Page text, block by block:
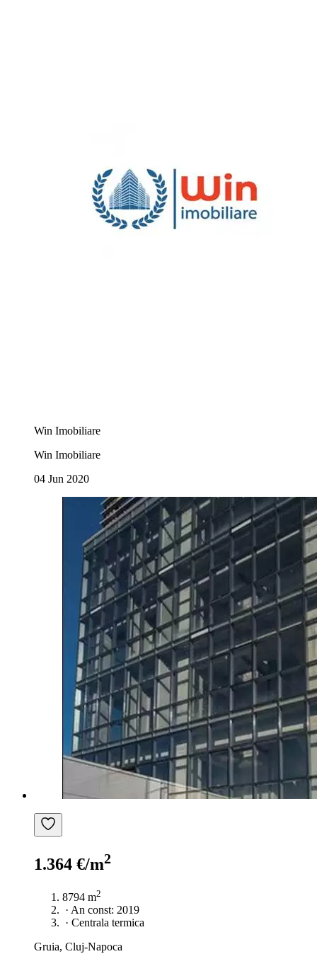
Win Imobiliare
Win Imobiliare
04 Jun 2020
1.364 €/m2
8794 m2
· An const: 2019
· Centrala termica
Gruia, Cluj-Napoca